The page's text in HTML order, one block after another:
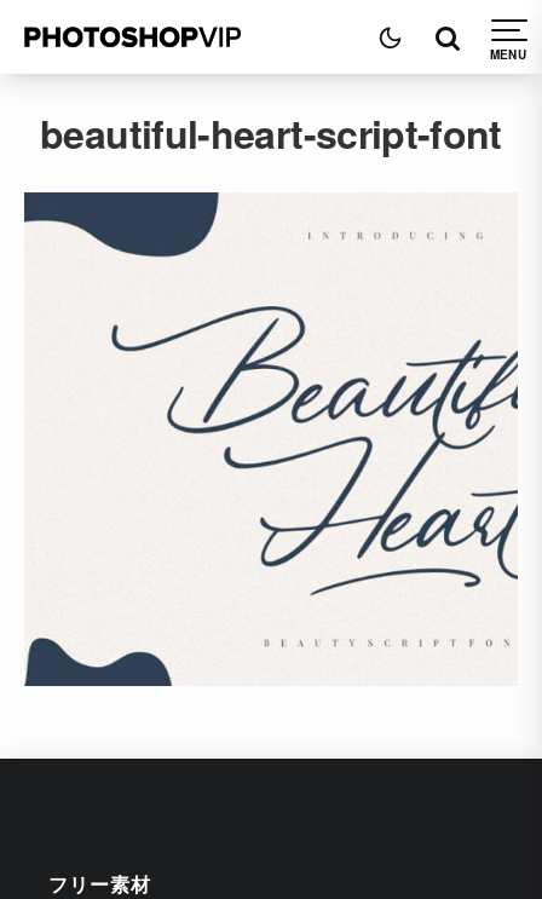
beautiful-heart-script-font
フリー素材